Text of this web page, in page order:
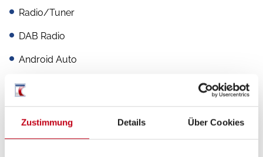
Zustimmung Details Über Cookies
Radio/Tuner
DAB Radio
Android Auto
Apple CarPlay
Navigationssystem
Rückfahrkamera